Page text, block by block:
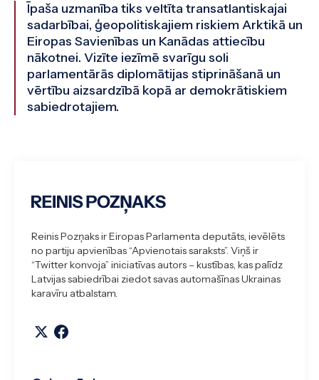
Īpaša uzmanība tiks veltīta transatlantiskajai
sadarbībai, ģeopolitiskajiem riskiem Arktikā un
Eiropas Savienības un Kanādas attiecību
nākotnei. Vizīte iezīmē svarīgu soli
parlamentārās diplomātijas stiprināšanā un
vērtību aizsardzībā kopā ar demokrātiskiem
sabiedrotajiem.
Reinis Pozņaks ir Eiropas Parlamenta deputāts, ievēlēts
no partiju apvienības “Apvienotais saraksts”. Viņš ir
“Twitter konvoja” iniciatīvas autors – kustības, kas palīdz
Latvijas sabiedrībai ziedot savas automašīnas Ukrainas
karavīru atbalstam.